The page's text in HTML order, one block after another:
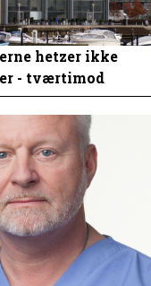
hetzer ikke
- tværtimod